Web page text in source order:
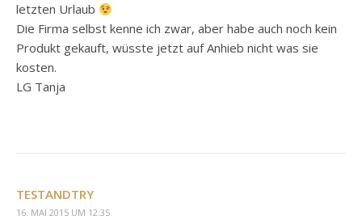
letzten Urlaub
Die Firma selbst kenne ich zwar, aber habe auch noch kein
Produkt gekauft, wüsste jetzt auf Anhieb nicht was sie
kosten.
LG Tanja
TESTANDTRY
16. MAI 2015 UM 12:35